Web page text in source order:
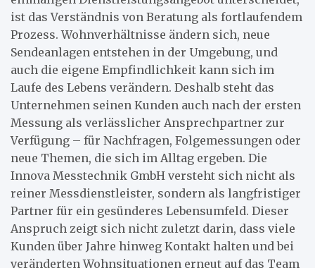
ist das Verständnis von Beratung als fortlaufendem
Prozess. Wohnverhältnisse ändern sich, neue
Sendeanlagen entstehen in der Umgebung, und
auch die eigene Empfindlichkeit kann sich im
Laufe des Lebens verändern. Deshalb steht das
Unternehmen seinen Kunden auch nach der ersten
Messung als verlässlicher Ansprechpartner zur
Verfügung – für Nachfragen, Folgemessungen oder
neue Themen, die sich im Alltag ergeben. Die
Innova Messtechnik GmbH versteht sich nicht als
reiner Messdienstleister, sondern als langfristiger
Partner für ein gesünderes Lebensumfeld. Dieser
Anspruch zeigt sich nicht zuletzt darin, dass viele
Kunden über Jahre hinweg Kontakt halten und bei
veränderten Wohnsituationen erneut auf das Team